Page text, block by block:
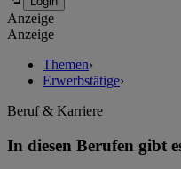
Anzeige
Anzeige
Themen›
Erwerbstätige›
Beruf & Karriere
In diesen Berufen gibt